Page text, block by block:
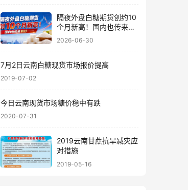
隔夜外盘白糖期货创约10
个月新高！国内也传来利
好……
2026-06-30
7月2日云南白糖现货市场报价提高
2019-07-02
今日云南现货市场糖价稳中有跌
2020-07-31
2019云南甘蔗抗旱减灾应
对措施
2019-05-16